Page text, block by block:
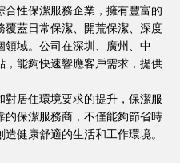
性保潔服務企業，擁有豐富的
蓋日常保潔、開荒保潔、深度
域。公司在深圳、廣州、中
，能夠快速響應客戶需求，提供
居住環境要求的提升，保潔服
保潔服務商，不僅能夠節省時
健康舒適的生活和工作環境。